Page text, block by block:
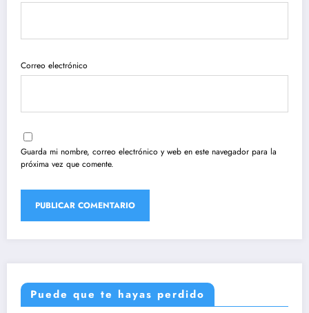
Correo electrónico
Guarda mi nombre, correo electrónico y web en este navegador para la
próxima vez que comente.
Puede que te hayas perdido